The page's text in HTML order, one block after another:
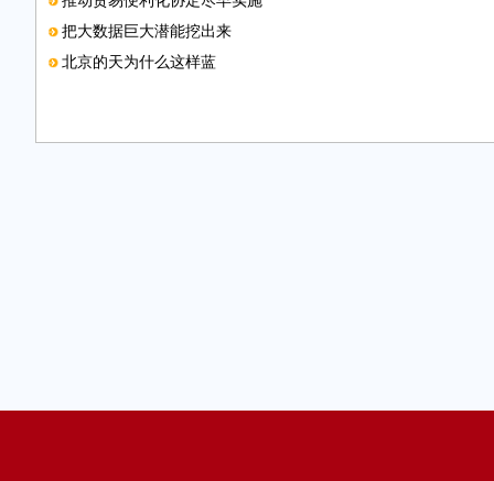
把大数据巨大潜能挖出来
北京的天为什么这样蓝